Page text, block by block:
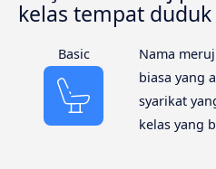
kelas tempat
Basic
Nama
biasa yang
syarikat
kelas yang